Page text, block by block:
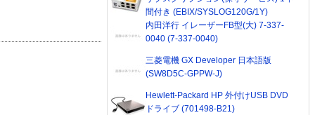
間付き (EBIX/SYSLOG120G/1Y)
内田洋行 イレーザーFB型(大) 7-337-
0040 (7-337-0040)
三菱電機 GX Developer 日本語版
(SW8D5C-GPPW-J)
Hewlett-Packard HP 外付けUSB DVD
ドライブ (701498-B21)